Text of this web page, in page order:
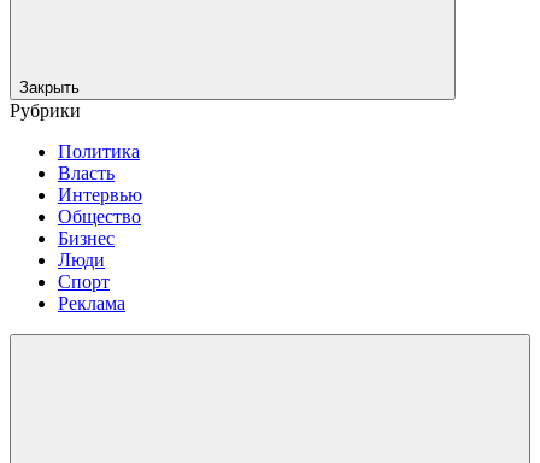
Закрыть
Рубрики
Политика
Власть
Интервью
Общество
Бизнес
Люди
Спорт
Реклама